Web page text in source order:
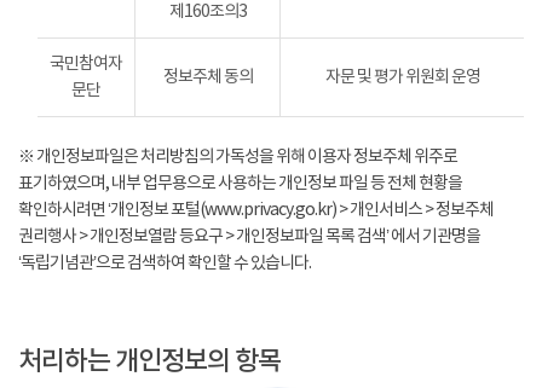
제160조의3
국민참여자
문단
정보주체 동의 자문 및 평가 위원회 운영
※ 개인정보파일은 처리방침의 가독성을 위해 이용자 정보주체 위주로
표기하였으며, 내부 업무용으로 사용하는 개인정보 파일 등 전체 현황을
확인하시려면 ‘개인정보 포털(www.privacy.go.kr) > 개인서비스 > 정보주체
권리행사 > 개인정보열람 등요구 > 개인정보파일 목록 검색’ 에서 기관명을
‘독립기념관’으로 검색하여 확인할 수 있습니다.
처리하는 개인정보의 항목